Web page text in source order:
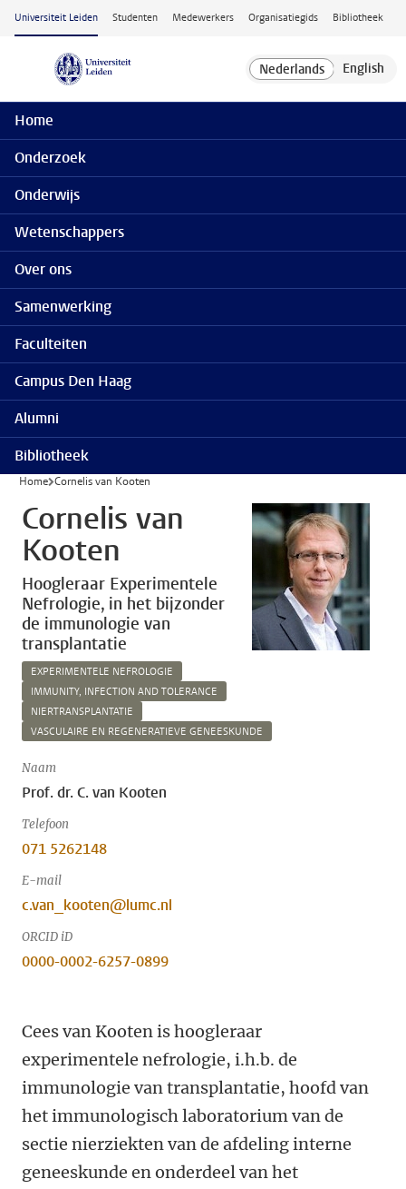
Ga naar hoofdinhoud
Universiteit Leiden Studenten Medewerkers Organisatiegids Bibliotheek
Home
Onderzoek
Onderwijs
Wetenschappers
Over ons
Samenwerking
Faculteiten
Campus Den Haag
Alumni
Bibliotheek
Home Cornelis van Kooten
Cornelis van
Kooten
Hoogleraar Experimentele
Nefrologie, in het bijzonder
de immunologie van
transplantatie
EXPERIMENTELE NEFROLOGIE
IMMUNITY, INFECTION AND TOLERANCE
NIERTRANSPLANTATIE
VASCULAIRE EN REGENERATIEVE GENEESKUNDE
Naam
Prof. dr. C. van Kooten
Telefoon
071 5262148
E-mail
c.van_kooten@lumc.nl
ORCID iD
0000-0002-6257-0899
Cees van Kooten is hoogleraar
experimentele nefrologie, i.h.b. de
immunologie van transplantatie, hoofd van
het immunologisch laboratorium van de
sectie nierziekten van de afdeling interne
geneeskunde en onderdeel van het